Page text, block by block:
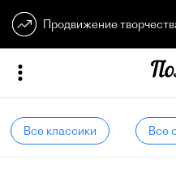
Продвижение
Все классики Все